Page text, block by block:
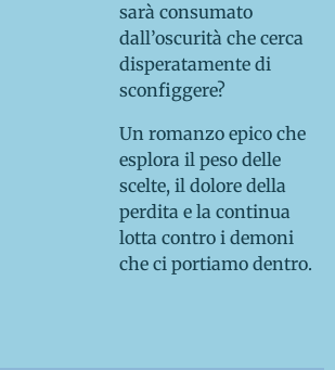
sarà consumato
dall’oscurità che cerca
disperatamente di
sconfiggere?
Un romanzo epico che
esplora il peso delle
scelte, il dolore della
perdita e la continua
lotta contro i demoni
che ci portiamo dentro.